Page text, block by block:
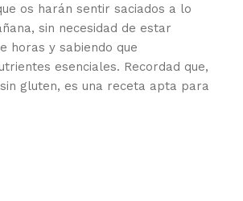
os harán sentir saciados a lo
sin necesidad de estar
horas y sabiendo que
esenciales. Recordad que,
gluten, es una receta apta para